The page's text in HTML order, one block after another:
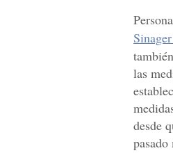
Sinager
las
desde
pasado